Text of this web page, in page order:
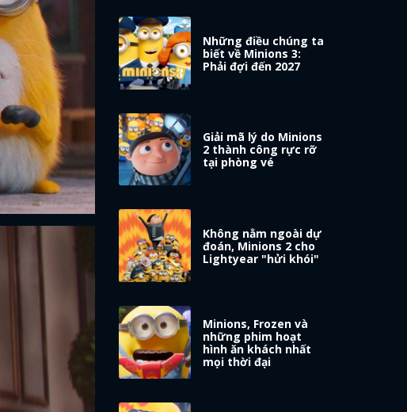
Những điều chúng ta
biết về Minions 3:
Phải đợi đến 2027
Giải mã lý do Minions
2 thành công rực rỡ
tại phòng vé
Không nằm ngoài dự
đoán, Minions 2 cho
Lightyear "hửi khói"
Minions, Frozen và
những phim hoạt
hình ăn khách nhất
mọi thời đại